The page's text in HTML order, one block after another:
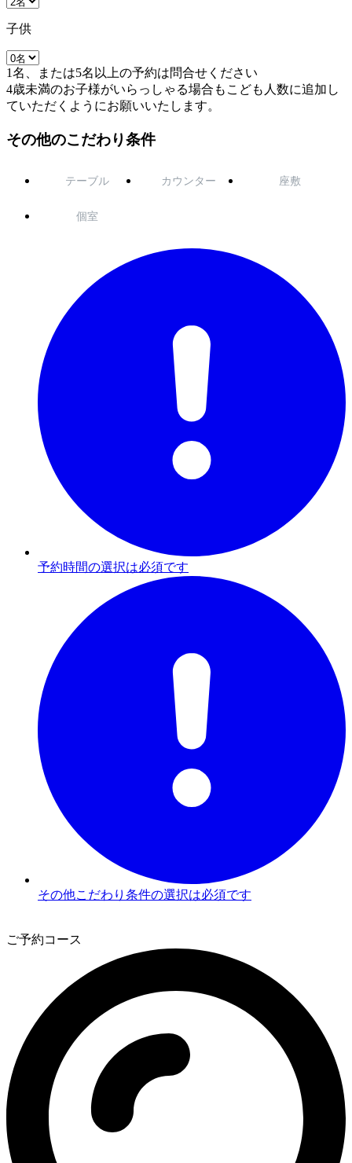
子供
1名、または5名以上の予約は問合せください
4歳未満のお子様がいらっしゃる場合もこども人数に追加し
ていただくようにお願いいたします。
その他のこだわり条件
テーブル カウンター 座敷
個室
予約時間の選択は必須です
その他こだわり条件の選択は必須です
ご予約コース